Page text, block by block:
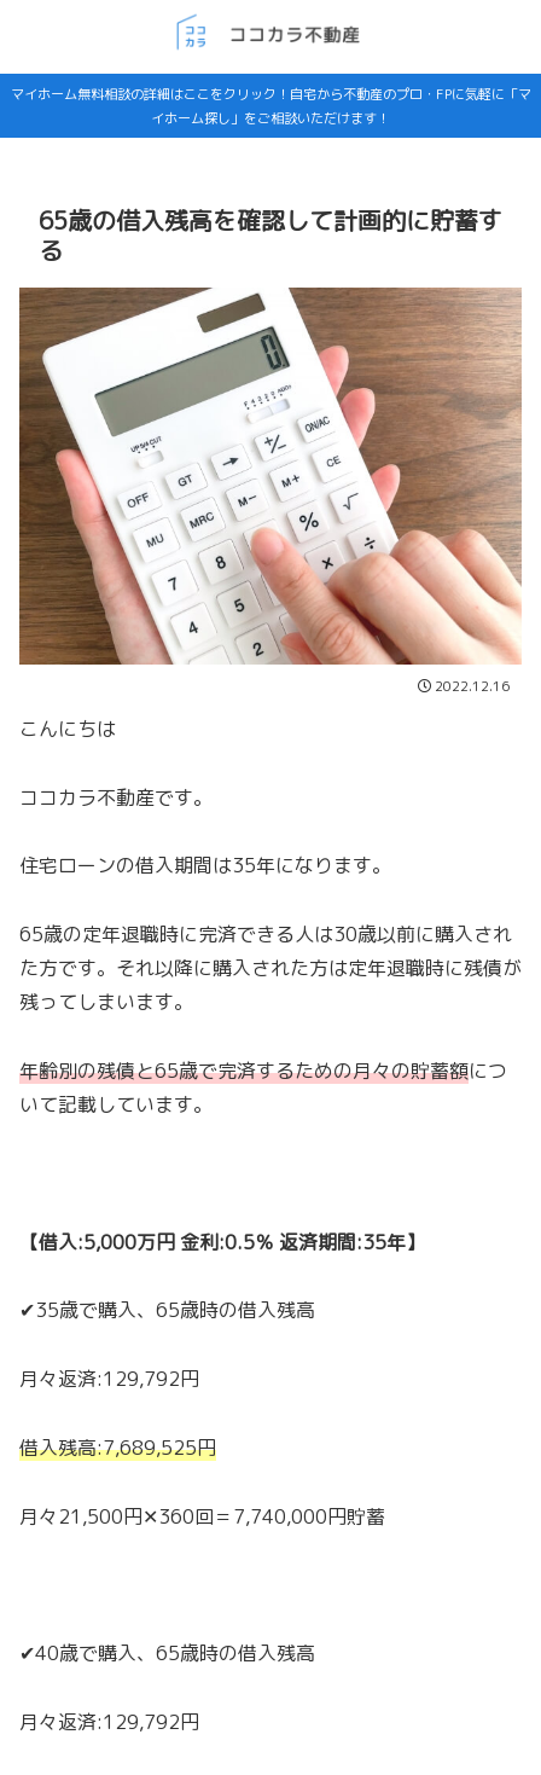
マイホーム無料相談の詳細はここをクリック！自宅から不動産のプロ・FPに気軽に「マ
イホーム探し」をご相談いただけます！
65歳の借入残高を確認して計画的に貯蓄す
る
2022.12.16
こんにちは
ココカラ不動産です。
住宅ローンの借入期間は35年になります。
65歳の定年退職時に完済できる人は30歳以前に購入され
た方です。それ以降に購入された方は定年退職時に残債が
残ってしまいます。
年齢別の残債と65歳で完済するための月々の貯蓄額につ
いて記載しています。
【借入:5,000万円 金利:0.5％ 返済期間:35年】
✔35歳で購入、65歳時の借入残高
月々返済:129,792円
借入残高:7,689,525円
月々21,500円✕360回＝7,740,000円貯蓄
✔40歳で購入、65歳時の借入残高
月々返済:129,792円